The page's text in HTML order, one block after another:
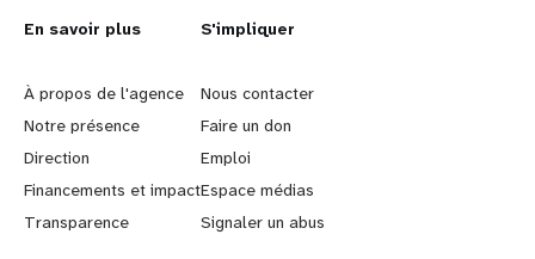
L
e
a
r
n
En savoir plus
À propos de l'agence
Notre présence
Direction
Financements et impact
Transparence
G
o
b
e
y
S'impliquer
Nous contacter
Faire un don
Emploi
Espace médias
Signaler un abus